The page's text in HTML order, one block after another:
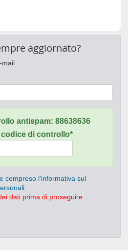
aggiornato?
mail
antispam: 88638636
codice di controllo*
compreso l'informativa sul
dati prima di proseguire